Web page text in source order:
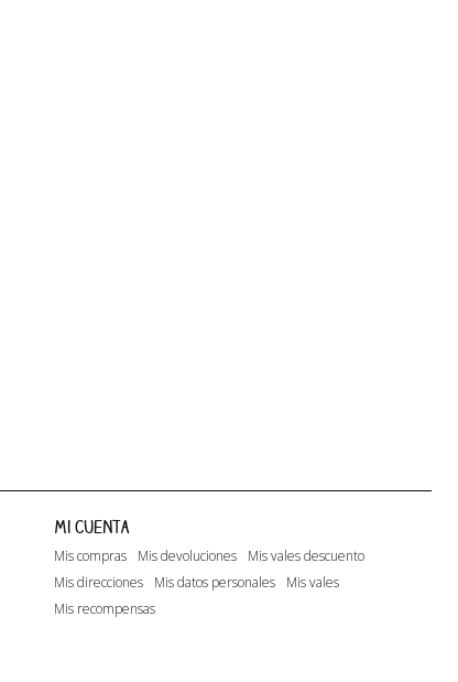
Mi cuenta
Mis compras Mis devoluciones
Mis vales descuento
Mis direcciones
Mis datos personales
Mis vales
Mis recompensas